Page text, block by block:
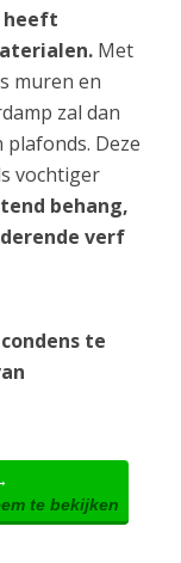
heeft
Met
muren en
zal dan
Deze
vochtiger
behang,
verf
te
te bekijken